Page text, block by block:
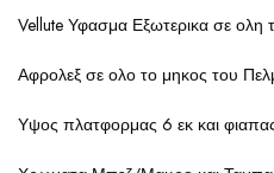
Vellute Υφασμα Εξωτερικα σε ολη
Αφρολεξ σε ολο το μηκος του
Υψος πλατφορμας 6 εκ και